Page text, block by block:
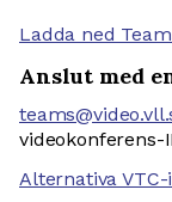
Ladda ned
Anslut med
videokonferens-
Alternativa